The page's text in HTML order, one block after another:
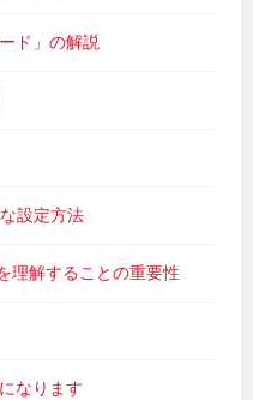
ド」の解説
設定方法
理解することの重要性
なります